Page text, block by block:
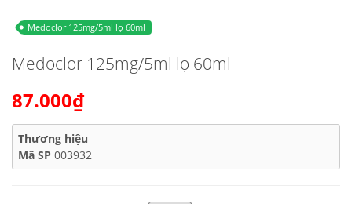
Medoclor 125mg/5ml lọ 60ml
Medoclor 125mg/5ml lọ 60ml
87.000₫
Thương hiệu
Mã SP 003932